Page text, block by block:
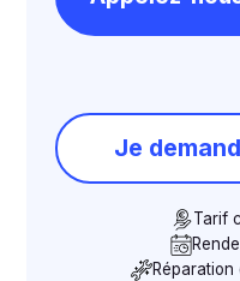
Je
Tarif
Réparation